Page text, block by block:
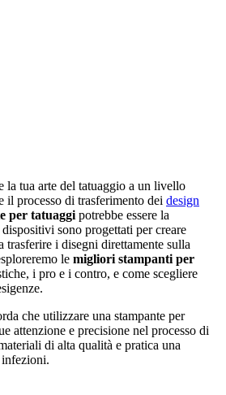
la tua arte del tatuaggio a un livello
il processo di trasferimento dei design
per tatuaggi potrebbe essere la
sono progettati per creare
trasferire i disegni direttamente sulla
le migliori stampanti per
i pro e i contro, e come scegliere
che utilizzare una stampante per
attenzione e precisione nel processo di
di alta qualità e pratica una